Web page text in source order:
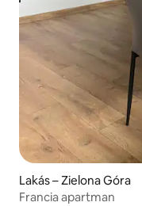
Lakás – Zielona Góra
Francia apartman